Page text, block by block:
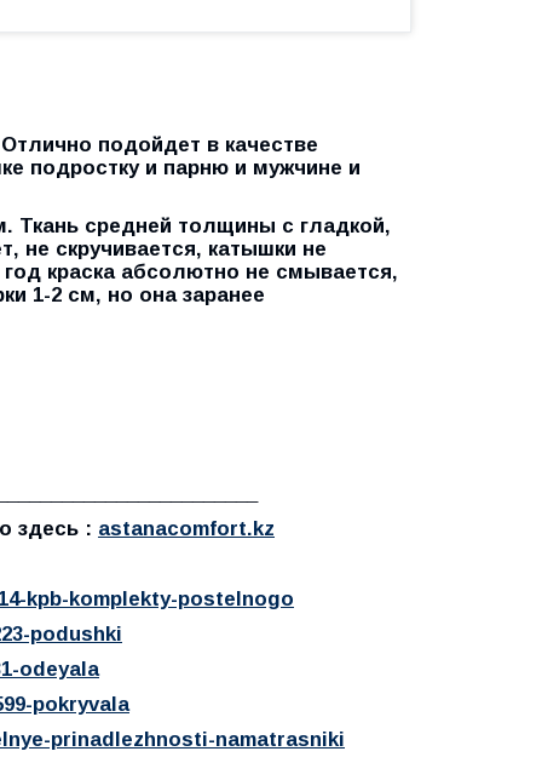
подойдет в качестве
подростку и парню и мужчине и
Ткань средней толщины с гладкой,
не скручивается, катышки не
краска абсолютно не смывается,
1-2 см, но она заранее
здесь : astanacomfort.kz
kpb-komplekty-postelnogo
podushki
odeyala
pokryvala
prinadlezhnosti-namatrasniki